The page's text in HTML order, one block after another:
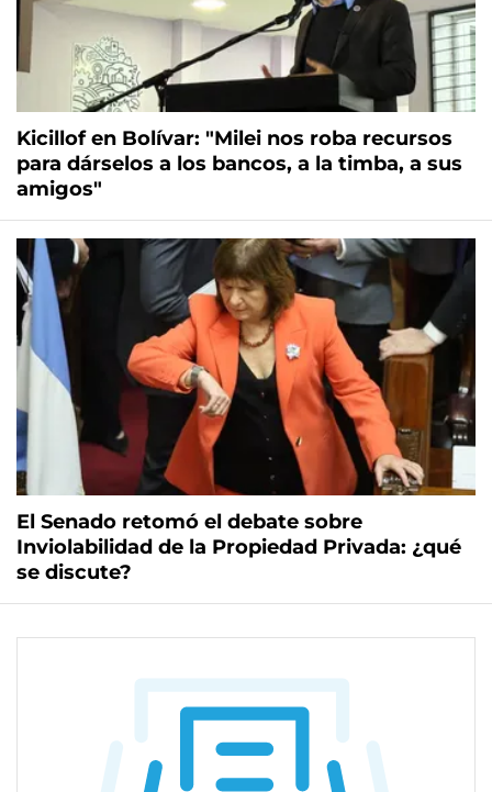
Kicillof en Bolívar: "Milei nos roba recursos
para dárselos a los bancos, a la timba, a sus
amigos"
El Senado retomó el debate sobre
Inviolabilidad de la Propiedad Privada: ¿qué
se discute?